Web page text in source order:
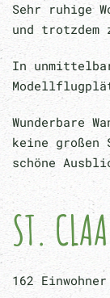
Sehr ruhige
und
In
Wunderbare
keine großen
schöne
ST.
162 Einwohner